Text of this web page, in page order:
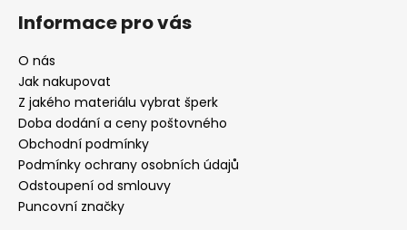
Informace pro vás
O nás
Jak nakupovat
Z jakého materiálu vybrat šperk
Doba dodání a ceny poštovného
Obchodní podmínky
Podmínky ochrany osobních údajů
Odstoupení od smlouvy
Puncovní značky